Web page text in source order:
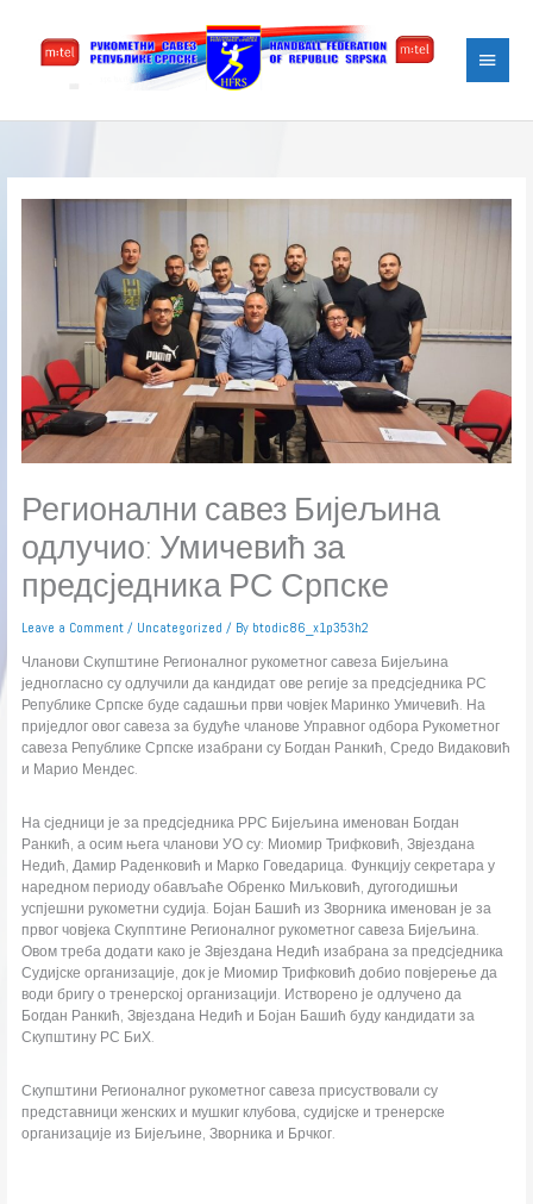
Menu
Регионални савез Бијељина
одлучио: Умичевић за
предсједника РС Српске
Leave a Comment / Uncategorized / By btodic86_x1p353h2
Чланови Скупштине Регионалног рукометног савеза Бијељина
једногласно су одлучили да кандидат ове регије за предсједника РС
Републике Српске буде садашњи први човјек Маринко Умичевић. На
приједлог овог савеза за будуће чланове Управног одбора Рукометног
савеза Републике Српске изабрани су Богдан Ранкић, Средо Видаковић
и Марио Мендес.
На сједници је за предсједника РРС Бијељина именован Богдан
Ранкић, а осим њега чланови УО су: Миомир Трифковић, Звјездана
Недић, Дамир Раденковић и Марко Говедарица. Функцију секретара у
наредном периоду обављаће Обренко Миљковић, дугогодишњи
успјешни рукометни судија. Бојан Башић из Зворника именован је за
првог човјека Скупптине Регионалног рукометног савеза Бијељина.
Овом треба додати како је Звјездана Недић изабрана за предсједника
Судијске организације, док је Миомир Трифковић добио повјерење да
води бригу о тренерској организацији. Истворено је одлучено да
Богдан Ранкић, Звјездана Недић и Бојан Башић буду кандидати за
Скупштину РС БиХ.
Скупштини Регионалног рукометног савеза присуствовали су
представници женских и мушкиг клубова, судијске и тренерске
организације из Бијељине, Зворника и Брчког.